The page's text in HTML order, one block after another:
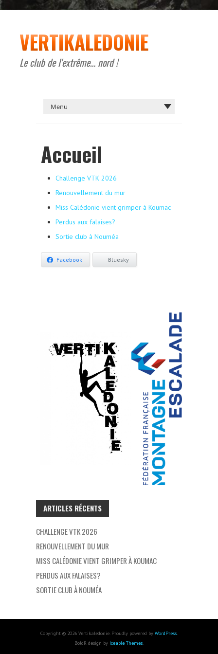
VERTIKALEDONIE
Le club de l'extrême… nord !
Accueil
Challenge VTK 2026
Renouvellement du mur
Miss Calédonie vient grimper à Koumac
Perdus aux falaises?
Sortie club à Nouméa
Facebook Bluesky
ARTICLES RÉCENTS
CHALLENGE VTK 2026
RENOUVELLEMENT DU MUR
MISS CALÉDONIE VIENT GRIMPER À KOUMAC
PERDUS AUX FALAISES?
SORTIE CLUB À NOUMÉA
Copyright © 2026 Vertikaledonie. Proudly powered by WordPress.
BoldR design by Iceable Themes.